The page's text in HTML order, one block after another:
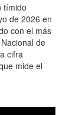
tímido
de 2026 en
con el más
de
cifra
mide el